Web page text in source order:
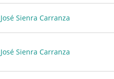
José Sienra Carranza
José Sienra Carranza